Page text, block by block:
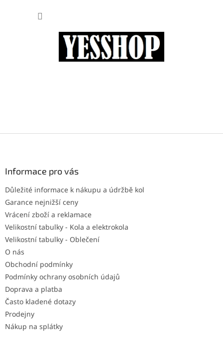
Informace pro vás
Důležité informace k nákupu a údržbě kol
Garance nejnižší ceny
Vrácení zboží a reklamace
Velikostní tabulky - Kola a elektrokola
Velikostní tabulky - Oblečení
O nás
Obchodní podmínky
Podmínky ochrany osobních údajů
Doprava a platba
Často kladené dotazy
Prodejny
Nákup na splátky